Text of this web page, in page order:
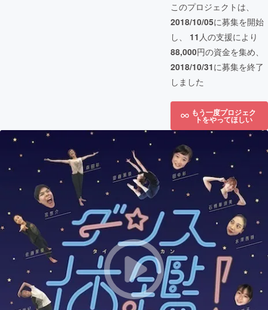
このプロジェクトは、
2018/10/05に募集を開始
し、 11 人の支援により
88,000円の資金を集め、
2018/10/31に募集を終了
しました
もう一度プロジェク
トをやってほしい